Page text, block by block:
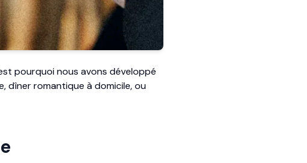
pourquoi nous avons développé
dîner romantique à domicile, ou